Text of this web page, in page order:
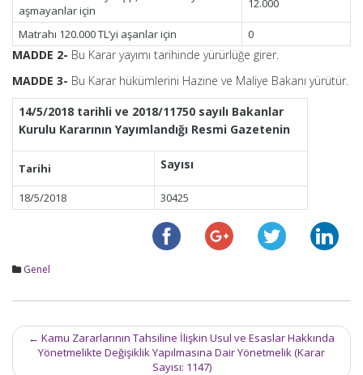
aşmayanlar için
12.000
Matrahı 120.000 TL’yi aşanlar için 0
MADDE 2- Bu Karar yayımı tarihinde yürürlüğe girer.
MADDE 3- Bu Karar hükümlerini Hazine ve Maliye Bakanı yürütür.
14/5/2018 tarihli ve 2018/11750 sayılı Bakanlar
Kurulu Kararının Yayımlandığı Resmi Gazetenin
Tarihi Sayısı
18/5/2018 30425
Genel
Post
navigation
← Kamu Zararlarının Tahsiline İlişkin Usul ve Esaslar Hakkında
Yönetmelikte Değişiklik Yapılmasına Dair Yönetmelik (Karar
Sayısı: 1147)